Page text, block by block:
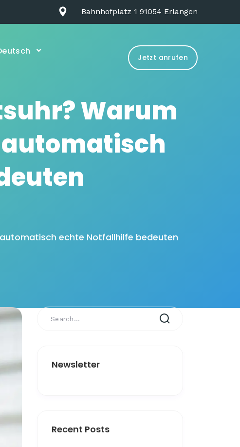
Bahnhofplatz 1 91054 Erlangen
Jetzt anrufen
Warum
echte Notfallhilfe bedeuten
Newsletter
Recent Posts